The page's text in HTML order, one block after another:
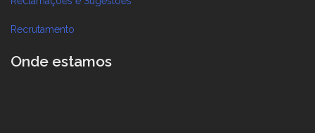
Recrutamento
Onde estamos